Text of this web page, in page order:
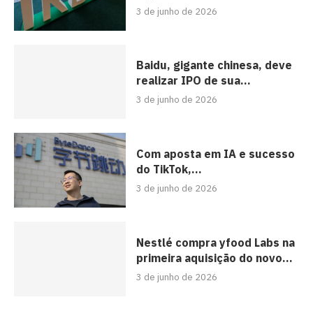
3 de junho de 2026
Baidu, gigante chinesa, deve
realizar IPO de sua...
3 de junho de 2026
Com aposta em IA e sucesso
do TikTok,...
3 de junho de 2026
Nestlé compra yfood Labs na
primeira aquisição do novo...
3 de junho de 2026